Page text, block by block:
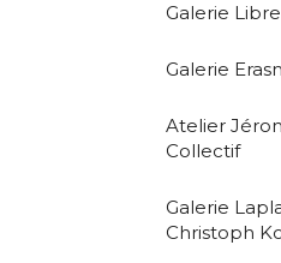
Galerie
Galerie
Atelier
Collectif
Galerie
Christoph